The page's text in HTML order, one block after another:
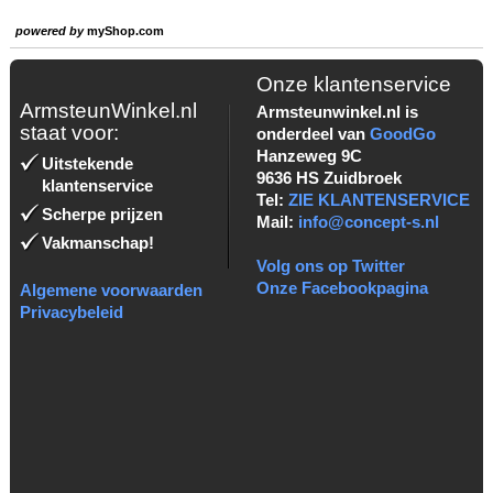
powered bymyShop.com
ArmsteunWinkel.nl
staat voor:
Uitstekende
klantenservice
Scherpe prijzen
Vakmanschap!
Algemene voorwaarden
Privacybeleid
Onze klantenservice
Armsteunwinkel.nl is
onderdeel van GoodGo
Hanzeweg 9C
9636 HS Zuidbroek
Tel: ZIE KLANTENSERVICE
Mail: info@concept-s.nl
Volg ons op Twitter
Onze Facebookpagina